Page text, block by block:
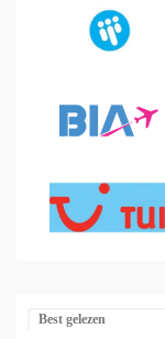
Best gelezen